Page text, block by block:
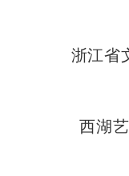
浙江省
西湖